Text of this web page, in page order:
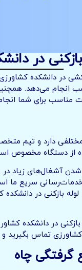
کشاورزی
در دانشکده
انجام می‌دهد.
مناسب برای شما
دارد و تیم متخصص
دستگاه مخصوص است
شدن آشغال‌های
سریع ما
بازکنی در
در دانشکده
کشاورزی تماس بگیرید
گرفتگی چاه